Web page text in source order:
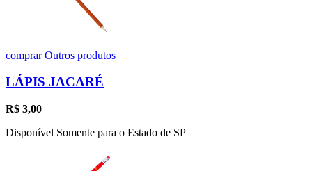
comprarOutros produtos
LÁPIS JACARÉ
R$ 3,00
Disponível Somente para o Estado de SP